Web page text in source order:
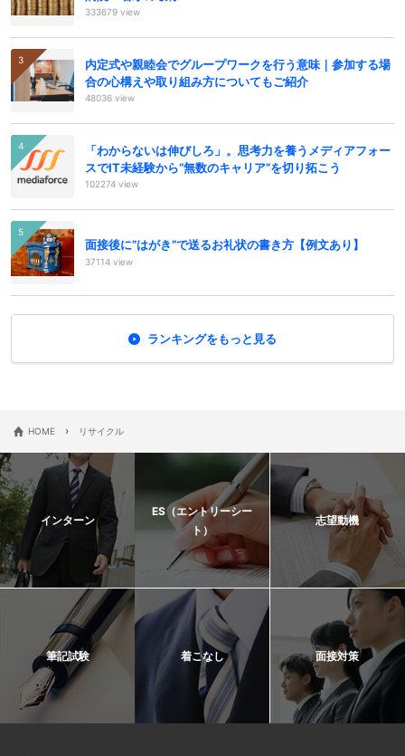
333679 view
内定式や親睦会でグループワークを行う意味｜参加する場
合の心構えや取り組み方についてもご紹介
48036 view
「わからないは伸びしろ」。思考力を養うメディアフォー
スでIT未経験から“無数のキャリア”を切り拓こう
102274 view
面接後に”はがき”で送るお礼状の書き方【例文あり】
37114 view
ランキングをもっと見る
HOME › リサイクル
インターン
ES（エントリーシー
ト）
志望動機
筆記試験 着こなし 面接対策